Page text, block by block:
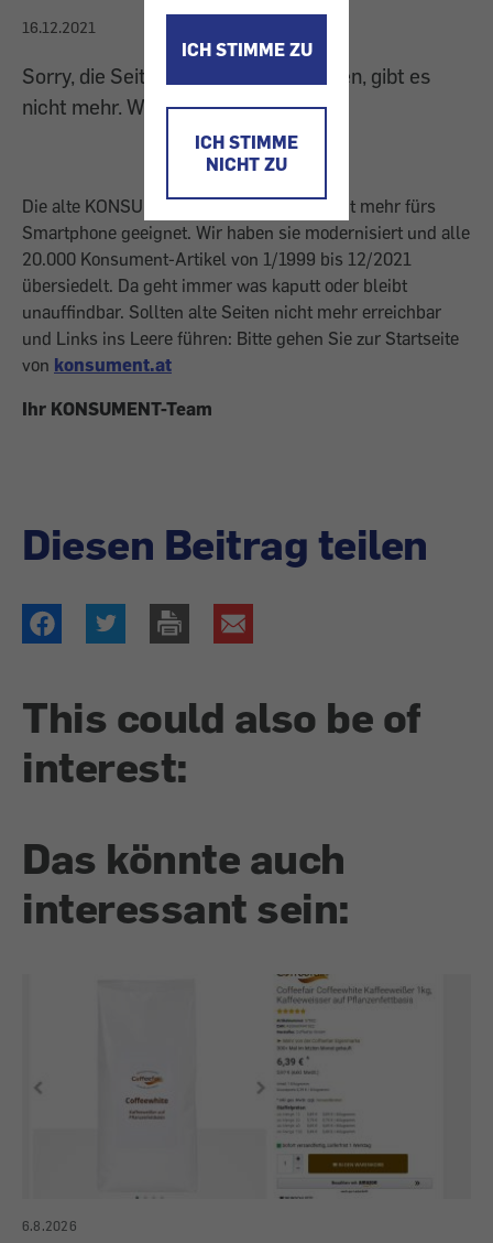
ICH STIMME ZU
ICH STIMME
NICHT ZU
16.12.2021
Sorry, die Seite, die Sie gesucht haben, gibt es
nicht mehr. Wir sind übersiedelt.
Die alte KONSUMENT-Homepage war nicht mehr fürs
Smartphone geeignet. Wir haben sie modernisiert und alle
20.000 Konsument-Artikel von 1/1999 bis 12/2021
übersiedelt. Da geht immer was kaputt oder bleibt
unauffindbar. Sollten alte Seiten nicht mehr erreichbar
und Links ins Leere führen: Bitte gehen Sie zur Startseite
von konsument.at
Ihr KONSUMENT-Team
Diesen Beitrag teilen
This could also be of
interest:
Das könnte auch
interessant sein:
6.8.2026